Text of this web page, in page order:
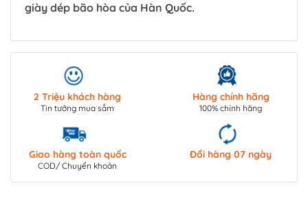
giày dép bão hòa của Hàn Quốc.
2 Triệu khách hàng
Tin tưởng mua sắm
Hàng chính hãng
100% chính hãng
Giao hàng toàn quốc
COD/ Chuyển khoản
Đổi hàng 07 ngày